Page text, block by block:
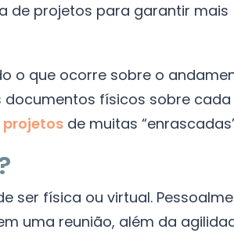
de projetos para garantir mais
o que ocorre sobre o
físicos sobre cada
de muitas
ser física ou virtual.
uma reunião, além da